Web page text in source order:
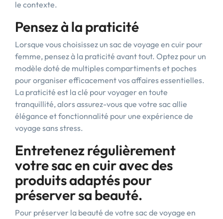
le contexte.
Pensez à la praticité
Lorsque vous choisissez un sac de voyage en cuir pour
femme, pensez à la praticité avant tout. Optez pour un
modèle doté de multiples compartiments et poches
pour organiser efficacement vos affaires essentielles.
La praticité est la clé pour voyager en toute
tranquillité, alors assurez-vous que votre sac allie
élégance et fonctionnalité pour une expérience de
voyage sans stress.
Entretenez régulièrement
votre sac en cuir avec des
produits adaptés pour
préserver sa beauté.
Pour préserver la beauté de votre sac de voyage en